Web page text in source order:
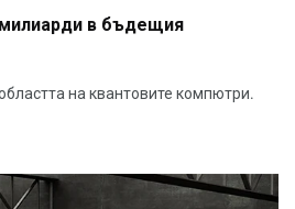
в бъдещия
на квантовите компютри.